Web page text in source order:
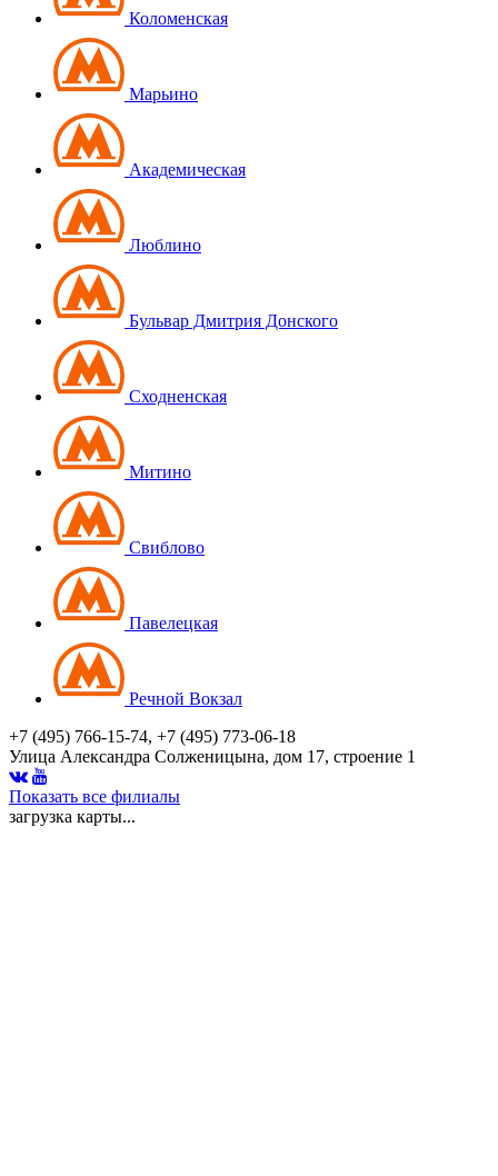
Коломенская
Марьино
Академическая
Люблино
Бульвар Дмитрия Донского
Сходненская
Митино
Свиблово
Павелецкая
Речной Вокзал
+7 (495) 766-15-74, +7 (495) 773-06-18
Улица Александра Солженицына, дом 17, строение 1
Показать все филиалы
загрузка карты...